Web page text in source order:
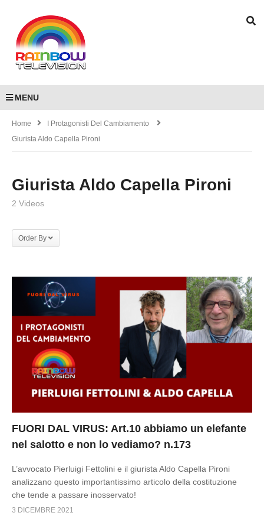
MENU
Home
I Protagonisti Del Cambiamento
Giurista Aldo Capella Pironi
Giurista Aldo Capella Pironi
2 Videos
Order By
FUORI DAL VIRUS: Art.10 abbiamo un elefante
nel salotto e non lo vediamo? n.173
L’avvocato Pierluigi Fettolini e il giurista Aldo Capella Pironi
analizzano questo importantissimo articolo della costituzione
che tende a passare inosservato!
3 DICEMBRE 2021